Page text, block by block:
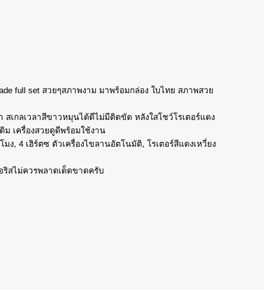
full set สวยๆสภาพงาม​ มาพร้อมกล่อง ใบไทย สภาพสวย
เกลเวลาสีขาวหมุนได้ดีไม่มีติดขัด หลังใสโชว์โรเตอร์แดง
ม เครื่องสวยดูดีพร้อมใช้งาน
ง, 4 เฮิร์ตซ ตัวเครื่องไขลานอัตโนมัติ, โรเตอร์สีแดงเหวี่ยง
สไม่ควรพลาดเด็ดขาดครับ